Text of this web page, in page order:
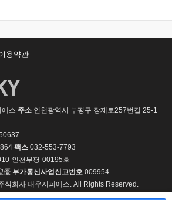
용약관
에스 주소 인천광역시 부평구 장제로257번길 25-1
팩스 032-553-7793
인천부평-00195호
優 부가통신사업신고번호 009954
회사 대우지피에스. All Rights Reserved.